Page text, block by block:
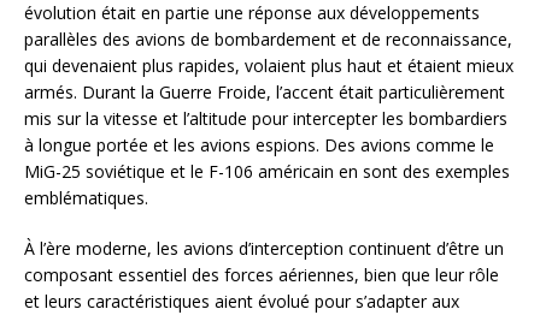
évolution était en partie une réponse aux développements
parallèles des avions de bombardement et de reconnaissance,
qui devenaient plus rapides, volaient plus haut et étaient mieux
armés. Durant la Guerre Froide, l’accent était particulièrement
mis sur la vitesse et l’altitude pour intercepter les bombardiers
à longue portée et les avions espions. Des avions comme le
MiG-25 soviétique et le F-106 américain en sont des exemples
emblématiques.
À l’ère moderne, les avions d’interception continuent d’être un
composant essentiel des forces aériennes, bien que leur rôle
et leurs caractéristiques aient évolué pour s’adapter aux